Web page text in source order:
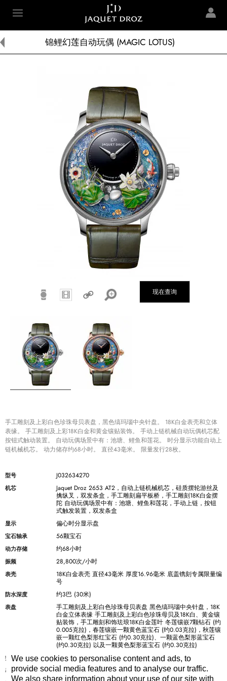
We use cookies to personalise content and ads, to
provide social media features and to analyse our traffic.
We also share information about your use of our site with
content
Jaquet Droz
锦鲤幻莲自动玩偶 (MAGIC LOTUS)
现在查询
手工雕刻及上彩白色珍珠母贝表盘，黑色缟玛瑙中央针盘。 18K白金表壳和立体
表缘。 手工雕刻及上彩18K白金和黄金镶贴装饰。 手动上链机械自动玩偶机芯配
按钮式触动装置。 自动玩偶场景中有：池塘、鲤鱼和莲花。 时分显示功能自动上
链机械机芯。 动力储存约68小时。 直径43毫米。 限量发行28枚。
型号 J032634270
机芯
Jaquet Droz 2653 AT2，自动上链机械机芯，硅质摆轮游丝及
擒纵叉，双发条盒，手工雕刻扁平板桥，手工雕刻18K白金摆
陀 自动玩偶场景中有：池塘、鲤鱼和莲花，手动上链，按钮
式触发装置，双发条盒
显示 偏心时分显示盘
宝石轴承 56颗宝石
动力存储 约68小时
振频 28,800次/小时
表壳
18K白金表壳 直径43毫米 厚度16.96毫米 底盖镌刻专属限量编
号
防水深度 约3巴 (30米)
表盘
手工雕刻及上彩白色珍珠母贝表盘 黑色缟玛瑙中央针盘，18K
白金立体表缘 手工雕刻及上彩白色珍珠母贝及18K白、黄金镶
贴装饰，手工雕刻和饰珐琅18K白金莲叶 冬莲镶嵌7颗钻石 (约
0.005克拉)，春莲镶嵌一颗黄色蓝宝石 (约0.03克拉)，秋莲镶
嵌一颗红色梨形红宝石 (约0.30克拉)、一颗蓝色梨形蓝宝石
(约0.30克拉) 以及一颗黄色梨形蓝宝石 (约0.30克拉)
指针 18K白金 动力储存带手工雕刻及上彩18K白金蜻蜓
表带 手工深绿色卷边鳄鱼皮表带